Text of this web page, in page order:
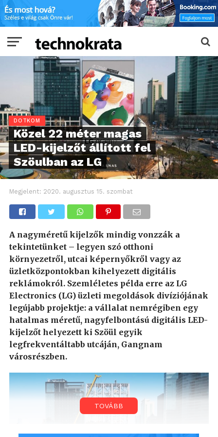
DOTKOM
Közel 22 méter magas
LED-kijelzőt állított fel
Szöulban az LG
Megjelent: 2020. augusztus 15. szombat
A nagyméretű kijelzők mindig vonzzák a
tekintetünket – legyen szó otthoni
környezetről, utcai képernyőkről vagy az
üzletközpontokban kihelyezett digitális
reklámokról. Szemléletes példa erre az LG
Electronics (LG) üzleti megoldások divíziójának
legújabb projektje: a vállalat nemrégiben egy
hatalmas méretű, nagyfelbontású digitális LED-
kijelzőt helyezett ki Szöül egyik
legfrekventáltabb utcáján, Gangnam
városrészben.
TOVÁBB